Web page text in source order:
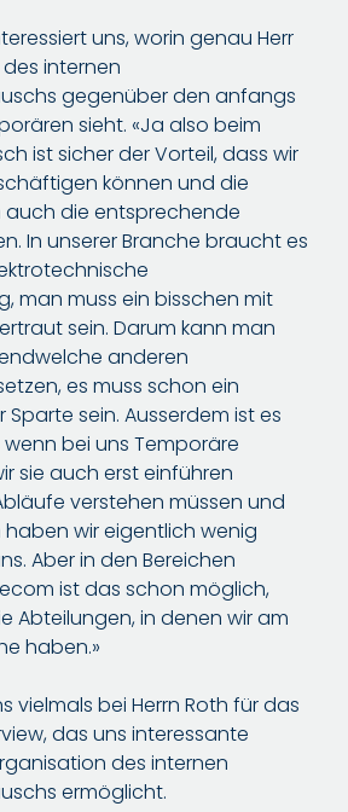
uns, worin genau Herr
internen
gegenüber den anfangs
sieht. «Ja also beim
ist sicher der Vorteil, dass wir
können und die
die entsprechende
In unserer Branche braucht es
man muss ein bisschen mit
sein. Darum kann man
anderen
es muss schon ein
sein. Ausserdem ist es
bei uns Temporäre
sie auch erst einführen
verstehen müssen und
haben wir eigentlich wenig
Aber in den Bereichen
ist das schon möglich,
Abteilungen, in denen wir am
haben.»
vielmals bei Herrn Roth für das
das uns interessante
des internen
ermöglicht.